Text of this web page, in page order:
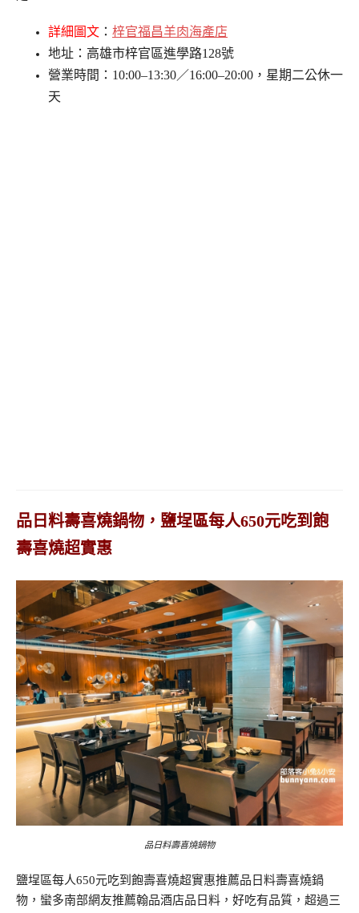
詳細圖文 ： 梓官福昌羊肉海產店
地址：高雄市梓官區進學路128號
營業時間：10:00–13:30／16:00–20:00， 星期二公休一
天
品日料壽喜燒鍋物，鹽埕區每人650元吃到飽
壽喜燒超實惠
品日料壽喜燒鍋物
鹽埕區每人650元吃到飽壽喜燒超實惠推薦品日料壽喜燒鍋
物，蠻多南部網友推薦翰品酒店品日料，好吃有品質，超過三